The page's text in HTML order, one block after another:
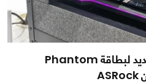
COMPUTEX26: تصميم جديد لبطاقة Phantom